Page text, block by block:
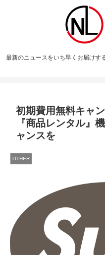
最新のニュースをいち早くお届けす
初期費用無料キャ
『商品レンタル』
ャンスを
OTHER